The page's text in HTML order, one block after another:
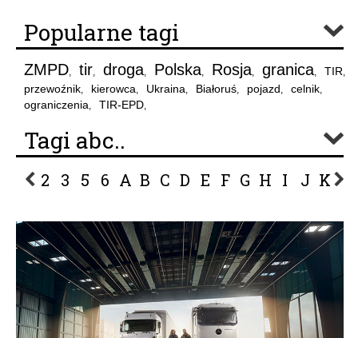
Popularne tagi
ZMPD tir droga Polska Rosja granica TIR
przewoźnik kierowca Ukraina Białoruś pojazd celnik
ograniczenia TIR-EPD
Tagi abc..
2 3 5 6 A B C D E F G H I J K L